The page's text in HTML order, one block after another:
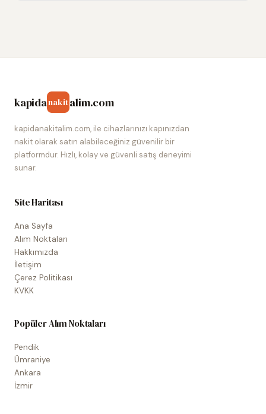
kapidanakitalim.com
kapidanakitalim.com, ile cihazlarınızı kapınızdan
nakit olarak satın alabileceğiniz güvenilir bir
platformdur. Hızlı, kolay ve güvenli satış deneyimi
sunar.
Site Haritası
Ana Sayfa
Alım Noktaları
Hakkımızda
İletişim
Çerez Politikası
KVKK
Popüler Alım Noktaları
Pendik
Ümraniye
Ankara
İzmir